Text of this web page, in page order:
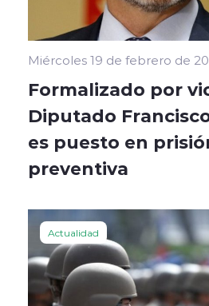
Miércoles 19 de febrero de
Formalizado por
Diputado
es puesto en
preventiva
Actualidad